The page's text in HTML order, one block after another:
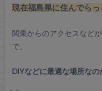
現在福島県に住んでらっ
関東からのアクセスなど
で、
DIYなどに最適な場所なの